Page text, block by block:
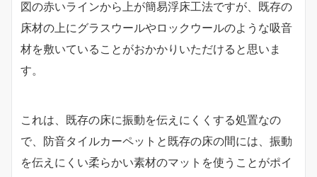
図の赤いラインから上が簡易浮床工法ですが、既存の
床材の上にグラスウールやロックウールのような吸音
材を敷いていることがおかかりいただけると思いま
す。
これは、既存の床に振動を伝えにくくする処置なの
で、防音タイルカーペットと既存の床の間には、振動
を伝えにくい柔らかい素材のマットを使うことがポイ